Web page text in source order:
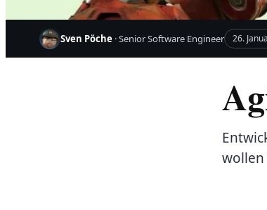
Sven Pöche · Senior Software Engineer 26.
wollen